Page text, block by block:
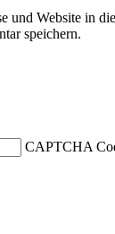
und Website in
speichern.
CAPTCHA